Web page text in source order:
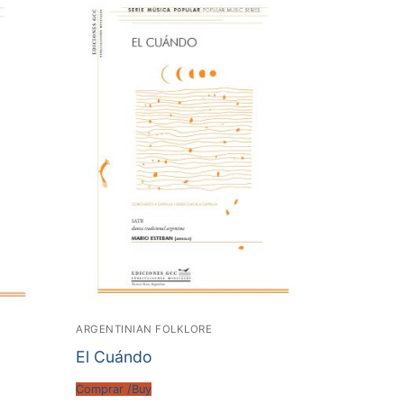
ARGENTINIAN FOLKLORE
El Cuándo
Comprar /Buy